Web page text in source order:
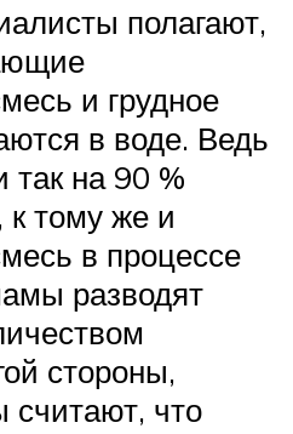
полагают,
и грудное
в воде. Ведь
так на 90 %
к тому же и
в процессе
разводят
стороны,
считают, что